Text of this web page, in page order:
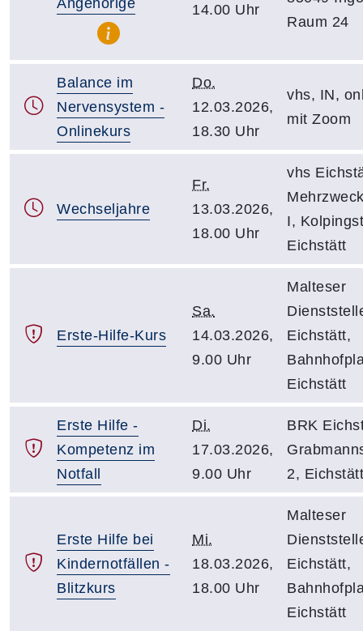
14.00 Uhr
Raum 24
Balance im
Nervensystem -
Onlinekurs
Do.
12.03.2026,
18.30 Uhr
vhs, IN,
mit Zoom
Wechseljahre
Fr.
13.03.2026,
18.00 Uhr
vhs
I,
Eichstätt
Erste-Hilfe-Kurs
Sa.
14.03.2026,
9.00 Uhr
Malteser
Eichstätt,
Eichstätt
Erste Hilfe -
Kompetenz im
Notfall
Di.
17.03.2026,
9.00 Uhr
BRK
2, Eichstätt
Erste Hilfe bei
Kindernotfällen -
Blitzkurs
Mi.
18.03.2026,
18.00 Uhr
Malteser
Eichstätt,
Eichstätt